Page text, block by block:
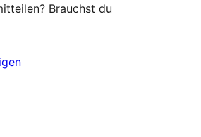
Brauchst du